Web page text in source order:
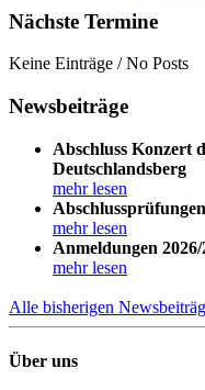
Nächste Termine
Keine Einträge / No Posts
Newsbeiträge
Abschluss Konzert
Deutschlandsberg
mehr lesen
mehr lesen
Anmeldungen 2026/
mehr lesen
Alle bisherigen
Über uns